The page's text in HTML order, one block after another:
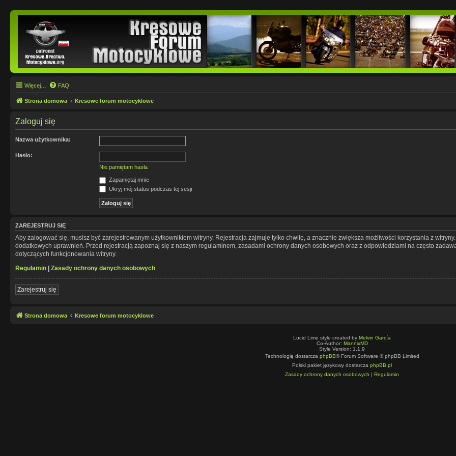
Więcej… FAQ
Strona domowa Kresowe forum motocyklowe
Zaloguj się
Nazwa użytkownika:
Hasło:
Nie pamiętam hasła
Zapamiętaj mnie
Ukryj mój status podczas tej sesji
ZAREJESTRUJ SIĘ
Aby zalogować się, musisz być zarejestrowanym użytkownikiem witryny. Rejestracja zajmuje tylko chwilę, a znacznie zwiększa możliwości korzystania z
dodatkowych uprawnień. Przed rejestracją zapoznaj się z naszym regulaminem, zasadami ochrony danych osobowych oraz z odpowiedziami na często
dotyczących funkcjonowania witryny.
Regulamin | Zasady ochrony danych osobowych
Zarejestruj się
Strona domowa Kresowe forum motocyklowe
Lucid Lime style created by Melvin García
Co-Author: MannixMD
Style Version: 1.1.9
Technologię dostarcza phpBB® Forum Software © phpBB Limited
Polski pakiet językowy dostarcza phpBB.pl
Zasady ochrony danych osobowych | Regulamin